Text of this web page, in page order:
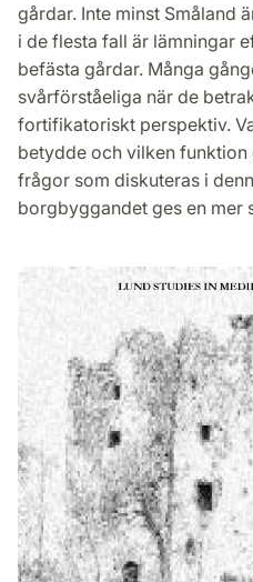
gårdar. Inte minst Småland
i de flesta fall är lämningar
befästa gårdar. Många
svårförståeliga när de
fortifikatoriskt perspektiv.
betydde och vilken funktion
frågor som diskuteras i
borgbyggandet ges en mer